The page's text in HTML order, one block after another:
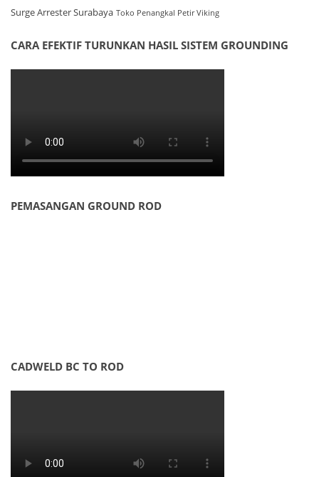
Surge Arrester Surabaya Toko Penangkal Petir Viking
CARA EFEKTIF TURUNKAN HASIL SISTEM GROUNDING
PEMASANGAN GROUND ROD
CADWELD BC TO ROD